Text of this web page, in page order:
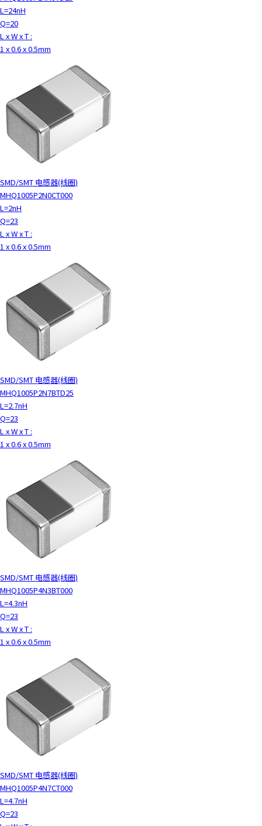
c
t
w
i
n
t
.
L=24nH
Q=20
L x W x T :
1 x 0.6 x 0.5mm
SMD/SMT 电感器(线圈)
MHQ1005P2N0CT000
L=2nH
Q=23
L x W x T :
1 x 0.6 x 0.5mm
SMD/SMT 电感器(线圈)
MHQ1005P2N7BTD25
L=2.7nH
Q=23
L x W x T :
1 x 0.6 x 0.5mm
SMD/SMT 电感器(线圈)
MHQ1005P4N3BT000
L=4.3nH
Q=23
L x W x T :
1 x 0.6 x 0.5mm
SMD/SMT 电感器(线圈)
MHQ1005P4N7CT000
L=4.7nH
Q=23